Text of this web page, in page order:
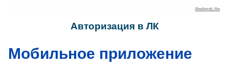
Авторизация в ЛК
Мобильное приложение